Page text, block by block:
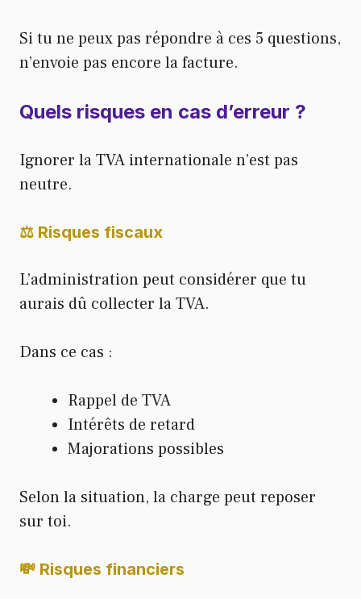
Si tu ne peux pas répondre à ces 5 questions,
n’envoie pas encore la facture.
Quels risques en cas d’erreur ?
Ignorer la TVA internationale n’est pas
neutre.
⚖️ Risques fiscaux
L’administration peut considérer que tu
aurais dû collecter la TVA.
Dans ce cas :
Rappel de TVA
Intérêts de retard
Majorations possibles
Selon la situation, la charge peut reposer
sur toi.
💸 Risques financiers